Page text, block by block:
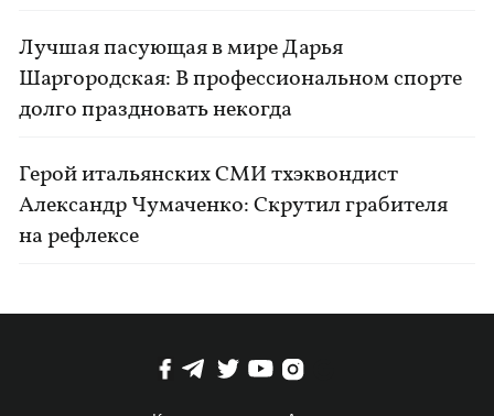
Лучшая пасующая в мире Дарья
Шаргородская: В профессиональном спорте
долго праздновать некогда
Герой итальянских СМИ тхэквондист
Александр Чумаченко: Скрутил грабителя
на рефлексе